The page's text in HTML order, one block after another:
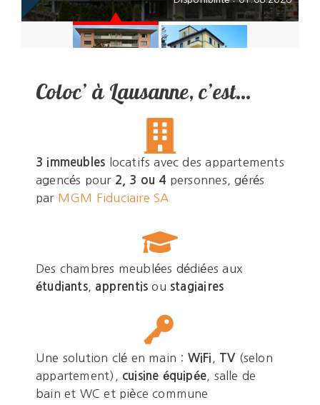
CHF 994.00 / mois
Chambre meublée de 21 m2au 1er étage
CHF 730.00 / mois Voir l'annonce
Chambre meublée de 12 m2au 3ème étage
Disponibilité : 01.08.2026
VALLONNETTE
24
COLLONGES
23
Coloc’ à Lausanne, c’est…
3 immeubles locatifs avec des appartements
agencés pour 2, 3 ou 4 personnes, gérés
par MGM Fiduciaire SA
Des chambres meublées dédiées aux
étudiants, apprentis ou stagiaires
Une solution clé en main : WiFi TV (selon
appartement), cuisine équipée , salle de
bain et WC et pièce commune